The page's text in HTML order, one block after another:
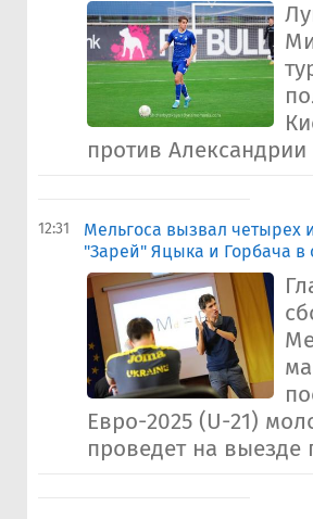
против
12:31
Мельгоса вызвал четырех
"Зарей" Яцыка и Горбача
Евро-2025 (U-21)
проведет на